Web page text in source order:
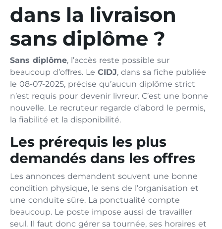
dans la livraison
sans diplôme ?
Sans diplôme, l’accès reste possible sur
beaucoup d’offres. Le CIDJ, dans sa fiche publiée
le 08-07-2025, précise qu’aucun diplôme strict
n’est requis pour devenir livreur. C’est une bonne
nouvelle. Le recruteur regarde d’abord le permis,
la fiabilité et la disponibilité.
Les prérequis les plus
demandés dans les offres
Les annonces demandent souvent une bonne
condition physique, le sens de l’organisation et
une conduite sûre. La ponctualité compte
beaucoup. Le poste impose aussi de travailler
seul. Il faut donc gérer sa tournée, ses horaires et